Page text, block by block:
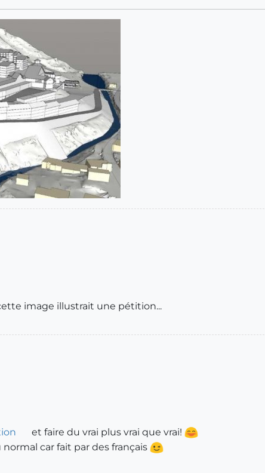
image illustrait une pétition...
et faire du vrai plus vrai que vrai!
car fait par des français